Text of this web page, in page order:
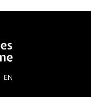
EN